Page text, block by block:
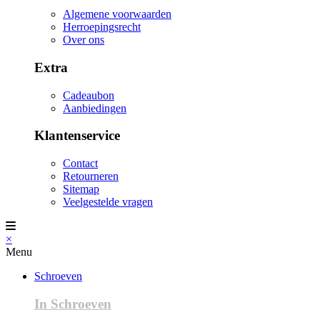
Algemene voorwaarden
Herroepingsrecht
Over ons
Extra
Cadeaubon
Aanbiedingen
Klantenservice
Contact
Retourneren
Sitemap
Veelgestelde vragen
×
Menu
Schroeven
In Schroeven